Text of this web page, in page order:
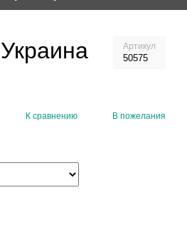
Артикул
50575
К сравнению В пожелания